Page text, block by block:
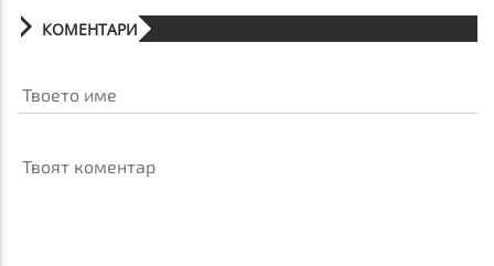
КОМЕНТАРИ
Твоето име
Твоят коментар